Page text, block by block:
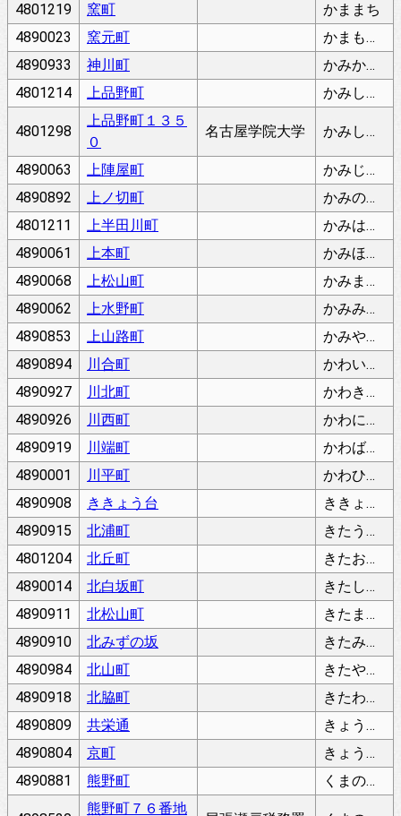
4801219
窯町
かままち
4890023
窯元町
かまもとちょう
4890933
神川町
かみかわちょう
4801214
上品野町 かみしなのちょう
4801298
上品野町１３５
０
名古屋学院大学 かみしなのちょう
4890063 上陣屋町
かみじんやちょう
4890892
上ノ切町
かみのきりちょう
4801211
上半田川町
かみはだがわちょう
4890061
上本町
かみほんまち
4890068
上松山町
かみまつやまちょう
4890062
上水野町
かみみずのちょう
4890853
上山路町
かみやまじちょう
4890894
川合町
かわいちょう
4890927
川北町
かわきたちょう
4890926
川西町
かわにしちょう
4890919
川端町
かわばたちょう
4890001
川平町
かわひらちょう
4890908
ききょう台
ききょうだい
4890915
北浦町
きたうらちょう
4801204
北丘町
きたおかちょう
4890014
北白坂町
きたしらさかちょう
4890911
北松山町
きたまつやまちょう
4890910
北みずの坂
きたみずのざか
4890984
北山町
きたやまちょう
4890918
北脇町
きたわきちょう
4890809
共栄通
きょうえいどおり
4890804
京町
きょうまち
4890881
熊野町 くまのちょう
熊野町７６番地